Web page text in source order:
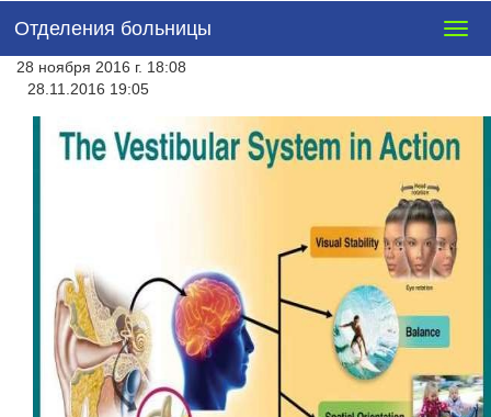
Отделения больницы
28 ноября 2016 г. 18:08
28.11.2016 19:05